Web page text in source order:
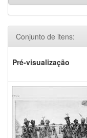
Conjunto de itens:
Pré-visualização